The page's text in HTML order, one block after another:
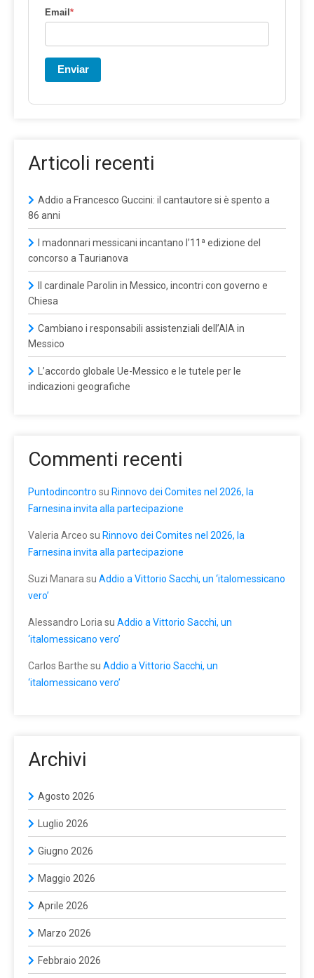
Email*
Enviar
Articoli recenti
Addio a Francesco Guccini: il cantautore si è spento a
86 anni
I madonnari messicani incantano l’11ª edizione del
concorso a Taurianova
Il cardinale Parolin in Messico, incontri con governo e
Chiesa
Cambiano i responsabili assistenziali dell’AIA in
Messico
L’accordo globale Ue-Messico e le tutele per le
indicazioni geografiche
Commenti recenti
Puntodincontro su Rinnovo dei Comites nel 2026, la
Farnesina invita alla partecipazione
Valeria Arceo su Rinnovo dei Comites nel 2026, la
Farnesina invita alla partecipazione
Suzi Manara su Addio a Vittorio Sacchi, un ‘italomessicano
vero’
Alessandro Loria su Addio a Vittorio Sacchi, un
‘italomessicano vero’
Carlos Barthe su Addio a Vittorio Sacchi, un
‘italomessicano vero’
Archivi
Agosto 2026
Luglio 2026
Giugno 2026
Maggio 2026
Aprile 2026
Marzo 2026
Febbraio 2026